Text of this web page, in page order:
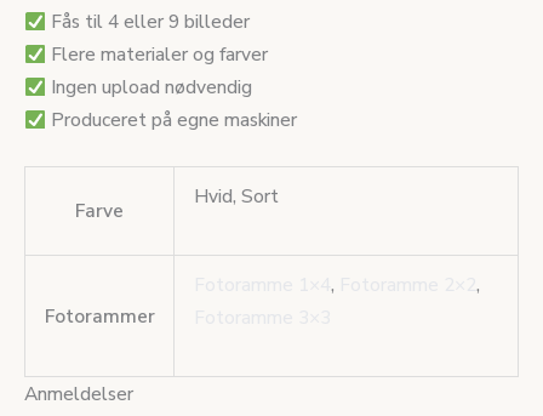
Fås til 4 eller 9 billeder
Flere materialer og farver
Ingen upload nødvendig
Produceret på egne maskiner
Farve
Hvid, Sort
Fotorammer
,
,
Anmeldelser